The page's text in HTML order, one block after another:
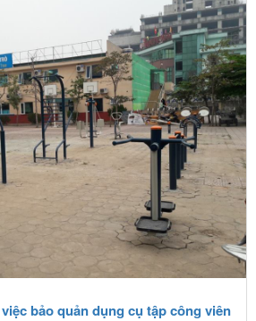
bảo quản dụng cụ tập công viên